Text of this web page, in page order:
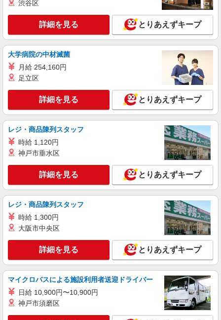
詳細を見る
株式会社シーエーセールススタッフ/tkAK19589a
アパレル販売
時給1600円〜1700円 ※経験・能力による
【月収例：264,000円】＝時給1600円／実働
7.5H×22日勤務の場合 ※一例です。時給や勤
キープ 詳細を見る
株式会社シーエーセールススタッフ/tkOR39645a
円×8時間×22日＝264,000円＋残業代（時給×1.25
倍）※スキルにより異なります。
東京都港区南青山3丁目1－31 KD南青山ビル
1F
キープ 詳細を見る
派遣社員
株式会社シーエーセールススタッフ/tkGS35583c
アパレル販売
時給1600円〜1650円
青山路面店
キープ 詳細を見る
渋谷区
詳細を見る とりあえずキープ
大学病院の中材滅菌
月給 254,160円
足立区
詳細を見る とりあえずキープ
レジ・商品陳列スタッフ
時給 1,120円
神戸市垂水区
詳細を見る とりあえずキープ
レジ・商品陳列スタッフ
時給 1,300円
大阪市中央区
詳細を見る とりあえずキープ
マイクロバスによる施設利用者送迎ドライバー
日給 10,900円〜10,900円
神戸市須磨区